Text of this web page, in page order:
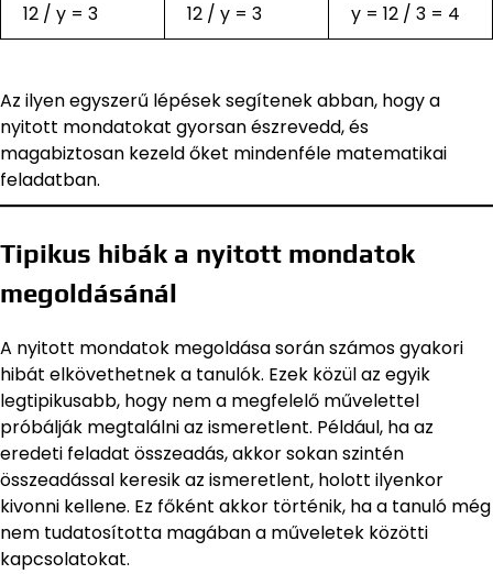
12 / y = 3
12 / y = 3 y = 12 / 3 = 4
Az ilyen egyszerű lépések segítenek abban, hogy a
nyitott mondatokat gyorsan észrevedd, és
magabiztosan kezeld őket mindenféle matematikai
feladatban.
Tipikus hibák a nyitott mondatok
megoldásánál
A nyitott mondatok megoldása során számos gyakori
hibát elkövethetnek a tanulók. Ezek közül az egyik
legtipikusabb, hogy nem a megfelelő művelettel
próbálják megtalálni az ismeretlent. Például, ha az
eredeti feladat összeadás, akkor sokan szintén
összeadással keresik az ismeretlent, holott ilyenkor
kivonni kellene. Ez főként akkor történik, ha a tanuló még
nem tudatosította magában a műveletek közötti
kapcsolatokat.